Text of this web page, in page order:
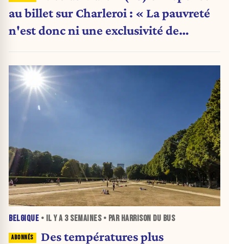
au billet sur Charleroi : « La pauvreté
n'est donc ni une exclusivité de
BELGIQUE • IL Y A 3 SEMAINES• PAR HARRISON DU BUS
Des températures plus